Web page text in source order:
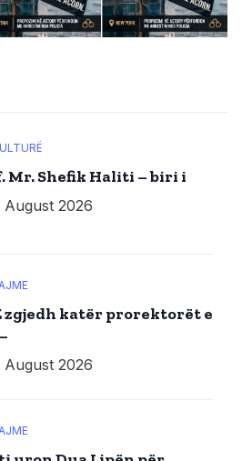
Mr. Shefik Haliti – biri i
August 2026
zgjedh katër prorektorët e
August 2026